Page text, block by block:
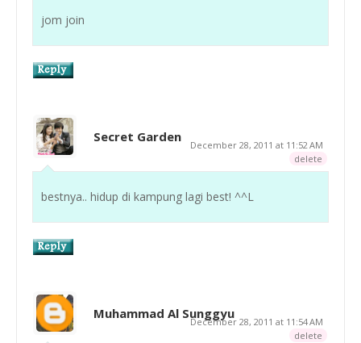
jom join
Secret Garden
December 28, 2011 at 11:52 AM
delete
bestnya.. hidup di kampung lagi best! ^^L
Muhammad Al Sunggyu
December 28, 2011 at 11:54 AM
delete